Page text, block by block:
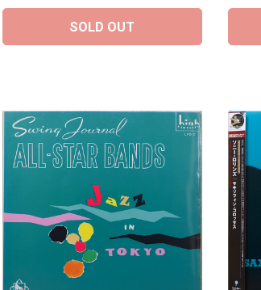
SOLD OUT